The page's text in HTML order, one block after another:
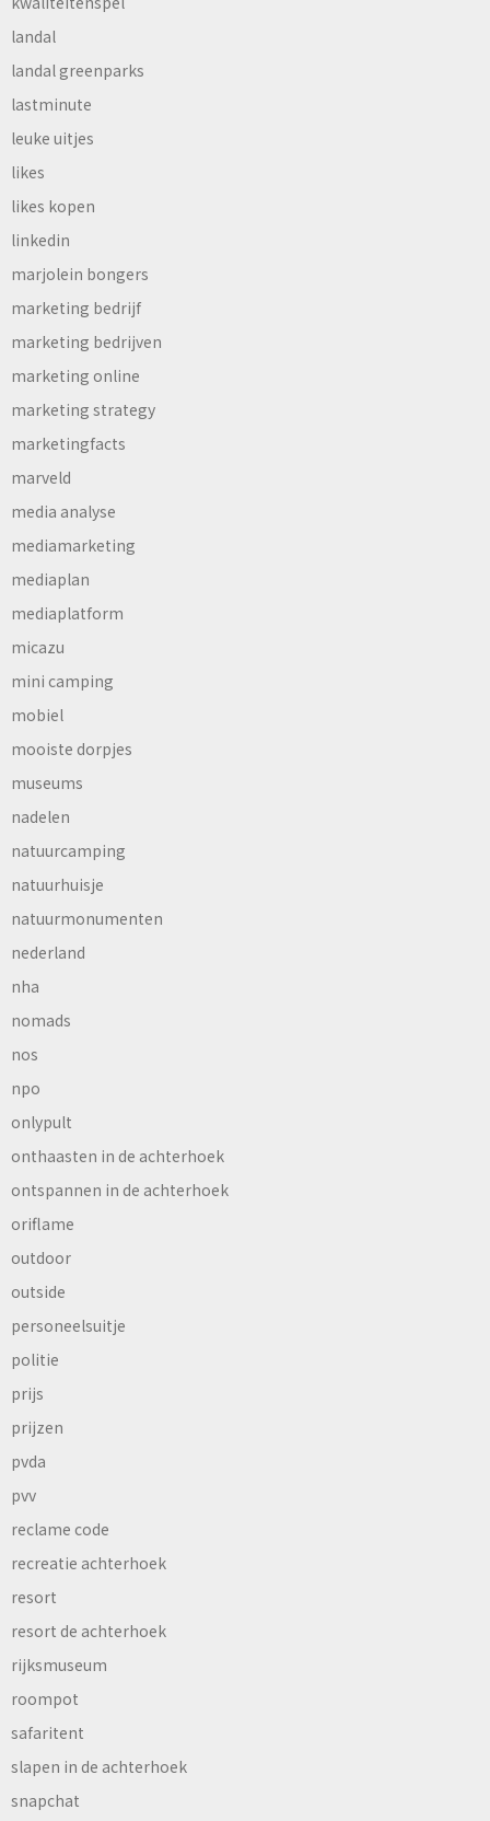
landal
landal greenparks
lastminute
leuke uitjes
likes
likes kopen
linkedin
marjolein bongers
marketing bedrijf
marketing bedrijven
marketing online
marketing strategy
marketingfacts
marveld
media analyse
mediamarketing
mediaplan
mediaplatform
micazu
mini camping
mobiel
mooiste dorpjes
museums
nadelen
natuurcamping
natuurhuisje
natuurmonumenten
nederland
nha
nomads
nos
npo
onlypult
onthaasten in de achterhoek
ontspannen in de achterhoek
oriflame
outdoor
outside
personeelsuitje
politie
prijs
prijzen
pvda
pvv
reclame code
recreatie achterhoek
resort
resort de achterhoek
rijksmuseum
roompot
safaritent
slapen in de achterhoek
snapchat